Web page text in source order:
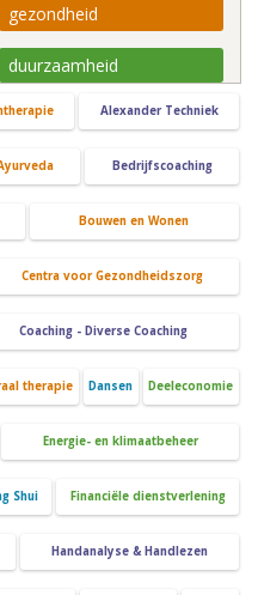
gezondheid
duurzaamheid
Alexander Techniek
Bedrijfscoaching
Bouwen en Wonen
Centra voor Gezondheidszorg
Coaching - Diverse Coaching
therapie Dansen Deeleconomie
Energie- en klimaatbeheer
Shui Financiële dienstverlening
Handanalyse & Handlezen